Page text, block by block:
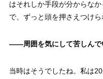
はそれしか手段が分からな
で、ずっと頭を押さえつけら
——周囲を気にして苦しんで
当時はそうでしたね。私は